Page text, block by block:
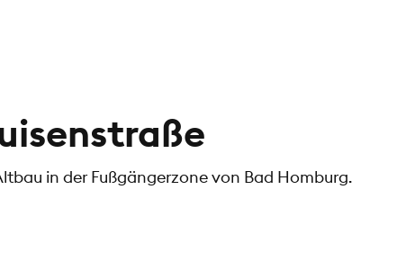
in der Fußgängerzone von Bad Homburg.